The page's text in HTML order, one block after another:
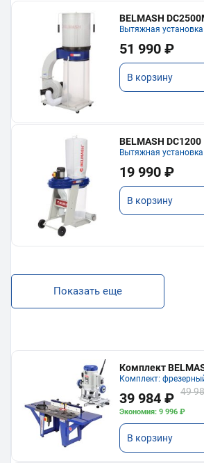
BELMASH
Вытяжная
51 990 ₽
В корзину
BELMASH DC1200
Вытяжная
19 990 ₽
В корзину
Показать еще
Комплект
Комплект:
39 984 ₽ 49
Экономия: 9 996 ₽
В корзину